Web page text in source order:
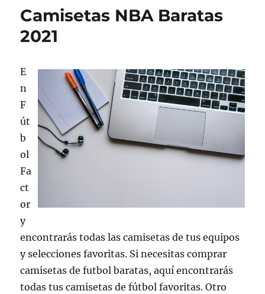
Camisetas NBA Baratas
2021
E
n
F
út
b
ol
Fa
ct
or
y
encontrarás todas las camisetas de tus equipos
y selecciones favoritas. Si necesitas comprar
camisetas de futbol baratas, aquí encontrarás
todas tus camisetas de fútbol favoritas. Otro